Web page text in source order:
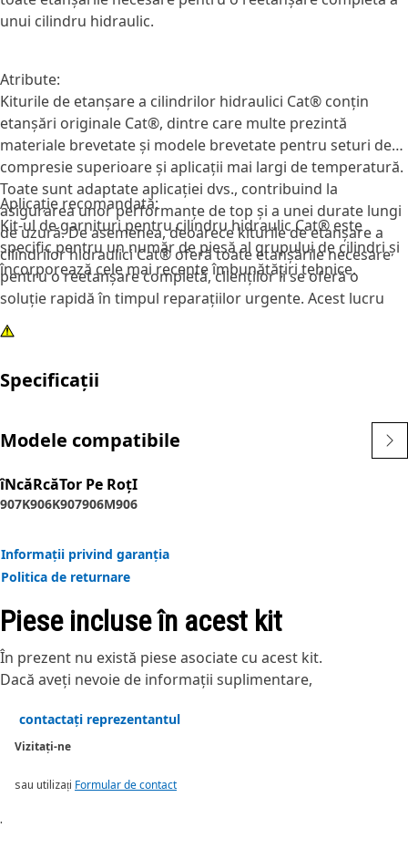
unui cilindru hidraulic.
Atribute:
Kiturile de etanșare a cilindrilor hidraulici Cat® conțin
etanșări originale Cat®, dintre care multe prezintă
materiale brevetate și modele brevetate pentru seturi de
compresie superioare și aplicații mai largi de temperatură.
Toate sunt adaptate aplicației dvs., contribuind la
asigurarea unor performanțe de top și a unei durate lungi
de uzură. De asemenea, deoarece kiturile de etanșare a
cilindrilor hidraulici Cat® oferă toate etanșările necesare
pentru o reetanșare completă, clienților li se oferă o
soluție rapidă în timpul reparațiilor urgente. Acest lucru
asigură disponibilitate și productivitate maxime.
Aplicație recomandată:
Kit-ul de garnituri pentru cilindru hidraulic Cat® este
specific pentru un număr de piesă al grupului de cilindri și
încorporează cele mai recente îmbunătățiri tehnice.
Specificații
Modele compatibile
îNcăRcăTor Pe RoţI
907K906K907906M906
Informații privind garanția
Politica de returnare
Piese incluse în acest kit
În prezent nu există piese asociate cu acest kit.
Dacă aveți nevoie de informații suplimentare,
contactați reprezentantul
Vizitați-ne
sau utilizați Formular de contact
.